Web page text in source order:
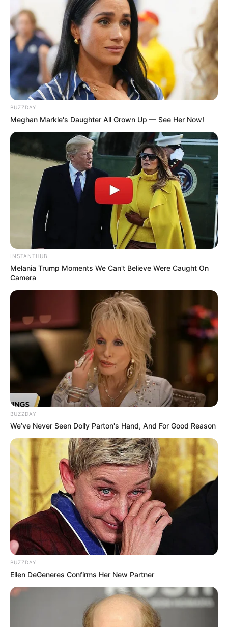
BUZZDAY
Meghan Markle's Daughter All Grown Up — See Her Now!
INSTANTHUB
Melania Trump Moments We Can't Believe Were Caught On
Camera
BUZZDAY
We’ve Never Seen Dolly Parton's Hand, And For Good Reason
BUZZDAY
Ellen DeGeneres Confirms Her New Partner